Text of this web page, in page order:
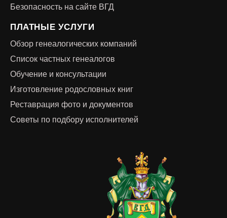
Безопасность на сайте ВГД
ПЛАТНЫЕ УСЛУГИ
Обзор генеалогических компаний
Список частных генеалогов
Обучение и консультации
Изготовление родословных книг
Реставрация фото и документов
Советы по подбору исполнителей